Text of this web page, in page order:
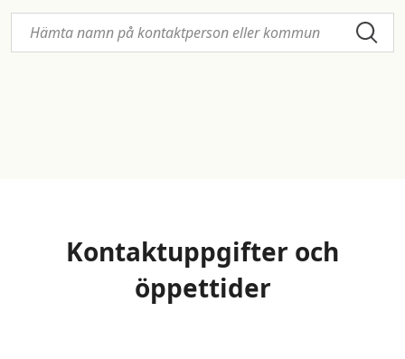
Kontaktuppgifter och
öppettider